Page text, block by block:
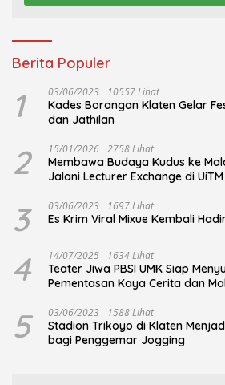
Berita Populer
1 03/06/2023 10557 Lihat
Kades Borangan Klaten Gelar
dan Jathilan
2 15/01/2026 2758 Lihat
Membawa Budaya Kudus ke
Jalani Lecturer Exchange di
3 03/06/2023 1697 Lihat
Es Krim Viral Mixue Kembali
4 14/07/2025 1634 Lihat
Teater Jiwa PBSI UMK Siap
Pementasan Kaya Cerita dan
5 03/06/2023 1588 Lihat
Stadion Trikoyo di Klaten
bagi Penggemar Jogging